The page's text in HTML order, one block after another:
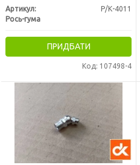
Артикул:
Р/К-4011
Рось-гума
ПРИДБАТИ
Код: 107498-4